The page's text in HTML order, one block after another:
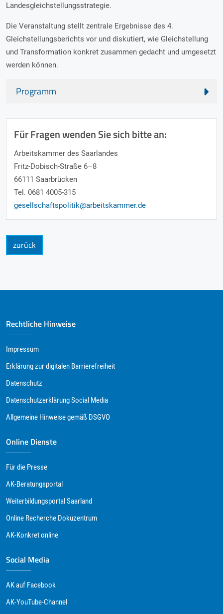
Landesgleichstellungsstrategie.
Die Veranstaltung stellt zentrale Ergebnisse des 4.
Gleichstellungsberichts vor und diskutiert, wie Gleichstellung
und Transformation konkret zusammen gedacht und umgesetzt
werden können.
Programm
Für Fragen wenden Sie sich bitte an:
Arbeitskammer des Saarlandes
Fritz-Dobisch-Straße 6–8
66111 Saarbrücken
Tel. 0681 4005-315
gesellschaftspolitik@arbeitskammer.de
zurück
Rechtliche Hinweise
Impressum
Erklärung zur digitalen Barrierefreiheit
Datenschutz
Datenschutzerklärung Social Media
Allgemeine Hinweise gemäß DSGVO
Online Dienste
Für die Presse
AK-Beratungsportal
Weiterbildungsportal Saarland
Online Recherche Dokuzentrum
AK-Konkret online
Social Media
AK auf Facebook
AK-YouTube-Channel